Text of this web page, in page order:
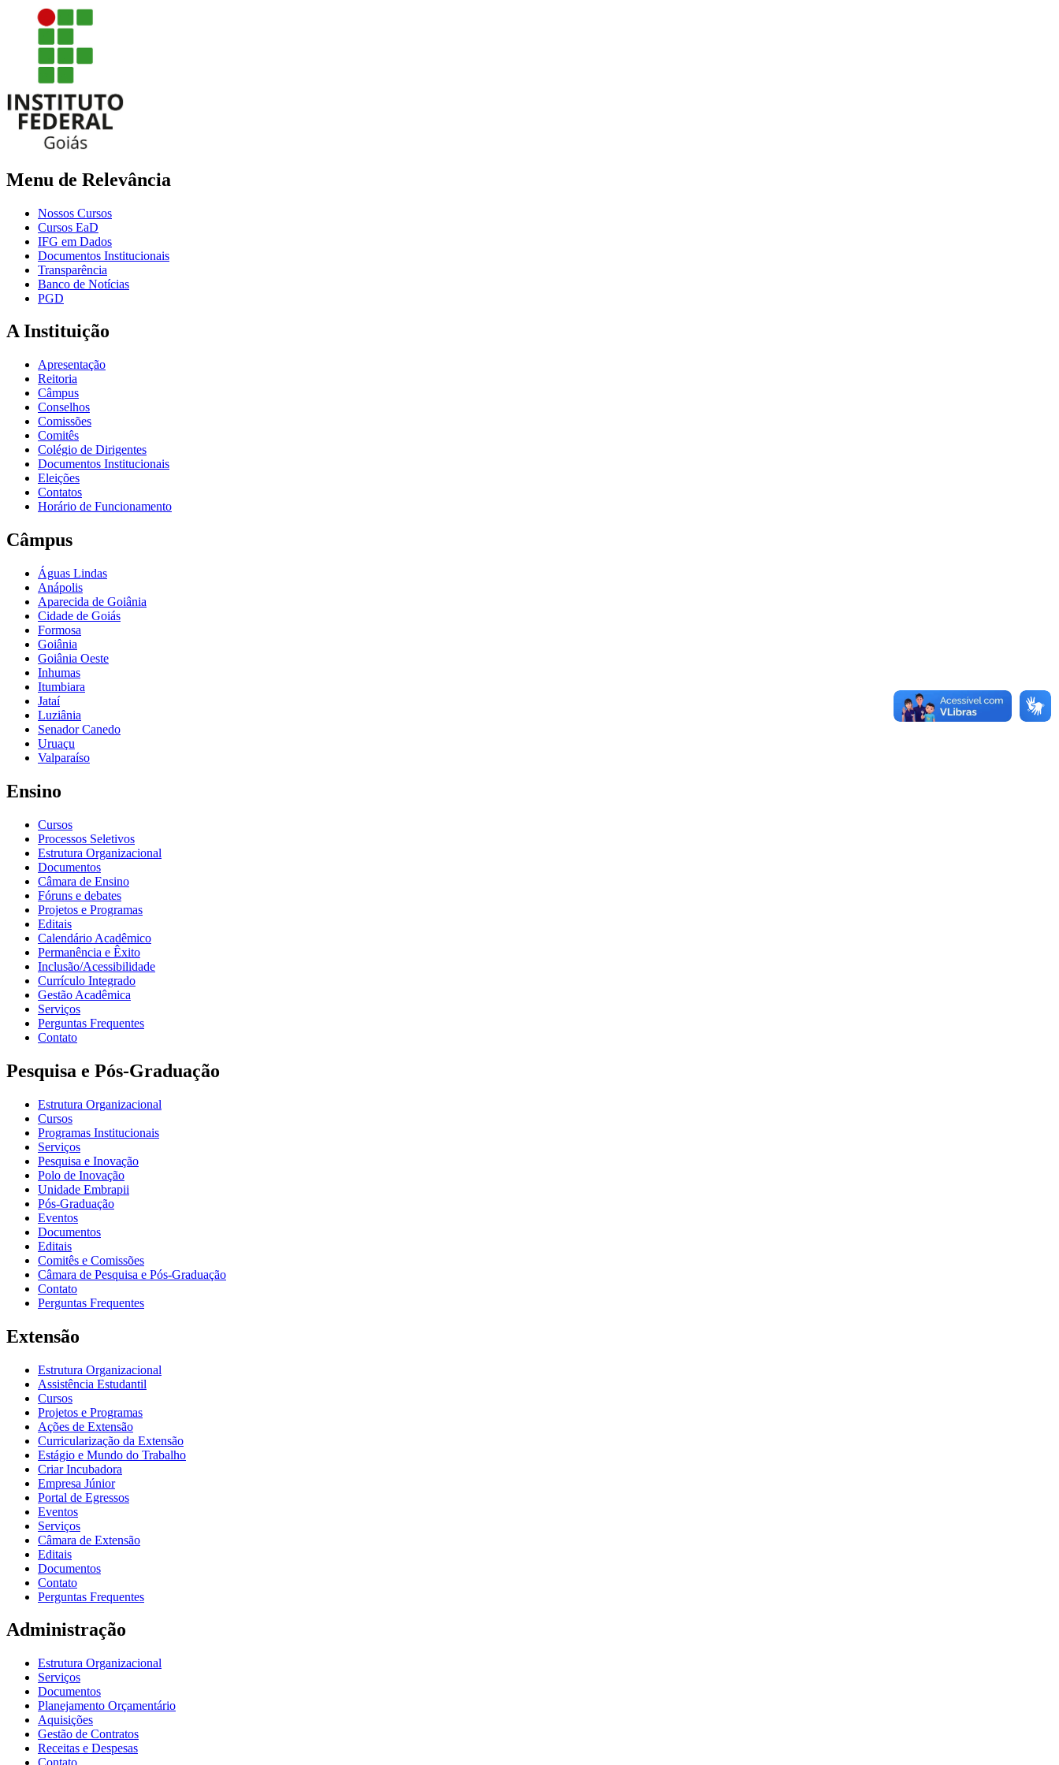
Menu de Relevância
Nossos Cursos
Cursos EaD
IFG em Dados
Documentos Institucionais
Transparência
Banco de Notícias
PGD
A Instituição
Apresentação
Reitoria
Câmpus
Conselhos
Comissões
Comitês
Colégio de Dirigentes
Documentos Institucionais
Eleições
Contatos
Horário de Funcionamento
Câmpus
Águas Lindas
Anápolis
Aparecida de Goiânia
Cidade de Goiás
Formosa
Goiânia
Goiânia Oeste
Inhumas
Itumbiara
Jataí
Luziânia
Senador Canedo
Uruaçu
Valparaíso
Ensino
Cursos
Processos Seletivos
Estrutura Organizacional
Documentos
Câmara de Ensino
Fóruns e debates
Projetos e Programas
Editais
Calendário Acadêmico
Permanência e Êxito
Inclusão/Acessibilidade
Currículo Integrado
Gestão Acadêmica
Serviços
Perguntas Frequentes
Contato
Pesquisa e Pós-Graduação
Estrutura Organizacional
Cursos
Programas Institucionais
Serviços
Pesquisa e Inovação
Polo de Inovação
Unidade Embrapii
Pós-Graduação
Eventos
Documentos
Editais
Comitês e Comissões
Câmara de Pesquisa e Pós-Graduação
Contato
Perguntas Frequentes
Extensão
Estrutura Organizacional
Assistência Estudantil
Cursos
Projetos e Programas
Ações de Extensão
Curricularização da Extensão
Estágio e Mundo do Trabalho
Criar Incubadora
Empresa Júnior
Portal de Egressos
Eventos
Serviços
Câmara de Extensão
Editais
Documentos
Contato
Perguntas Frequentes
Administração
Estrutura Organizacional
Serviços
Documentos
Planejamento Orçamentário
Aquisições
Gestão de Contratos
Receitas e Despesas